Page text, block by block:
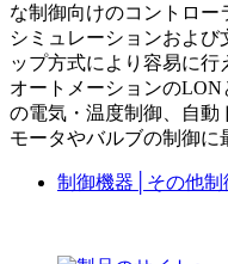
な制御向けのコントロー
シミュレーションおよび
ップ方式により容易に
オートメーションの
の電気・温度制御、自動
モータやバルブの制御に
制御機器 その他制